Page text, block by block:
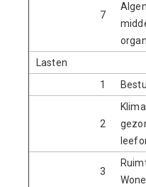
7
Lasten
1
2
3